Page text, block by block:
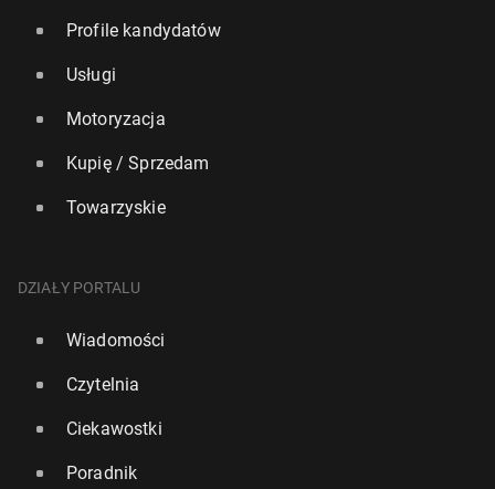
Profile kandydatów
Usługi
Motoryzacja
Kupię / Sprzedam
Towarzyskie
DZIAŁY PORTALU
Wiadomości
Czytelnia
Ciekawostki
Poradnik